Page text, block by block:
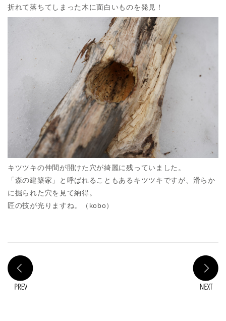
折れて落ちてしまった木に面白いものを発見！
キツツキの仲間が開けた穴が綺麗に残っていました。
「森の建築家」と呼ばれることもあるキツツキですが、滑らか
に掘られた穴を見て納得。
匠の技が光りますね。（kobo）